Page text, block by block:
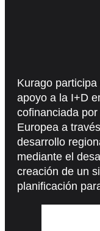
Kurago
apoyo a la I+D
cofinanciada
Europea a
desarrollo
mediante el
creación de un
planificación